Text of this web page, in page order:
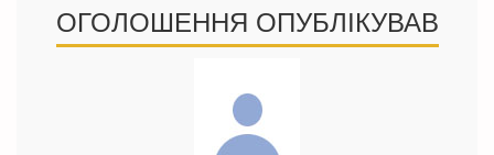
ОГОЛОШЕННЯ ОПУБЛІКУВАВ